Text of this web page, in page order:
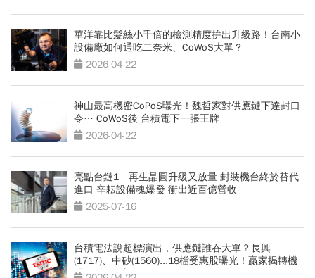
華洋靠比髮絲小千倍的檢測精度拚出升級路！台南小
設備廠如何通吃二奈米、CoWoS大單？
2026-04-22
神山最高機密CoPoS曝光！魏哲家對供應鏈下達封口
令… CoWoS後 台積電下一張王牌
2026-04-22
亮點台鏈1 再生晶圓升級又放量 封裝機台終於替代
進口 辛耘設備魂爆發 衝出近百億營收
2025-07-16
台積電法說超標演出，供應鏈誰吞大單？長興
(1717)、中砂(1560)...18檔受惠股曝光！贏家揭轉機
股2種操作法